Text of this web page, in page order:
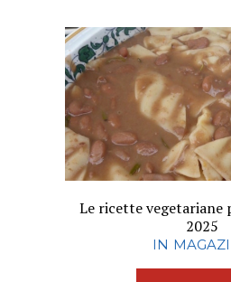
Le ricette vegetariane
2025
IN